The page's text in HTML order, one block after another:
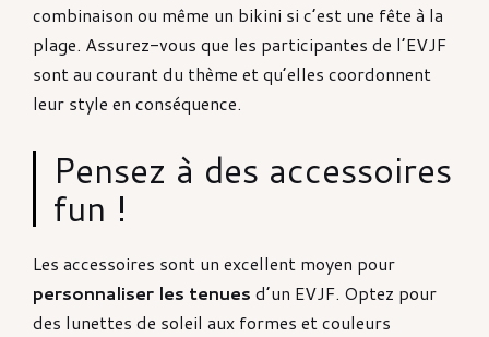
combinaison ou même un bikini si c’est une fête à la
plage. Assurez-vous que les participantes de l’EVJF
sont au courant du thème et qu’elles coordonnent
leur style en conséquence.
Pensez à des accessoires
fun !
Les accessoires sont un excellent moyen pour
personnaliser les tenues d’un EVJF. Optez pour
des lunettes de soleil aux formes et couleurs